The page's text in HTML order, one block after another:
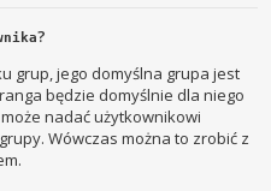
?
grup, jego domyślna grupa jest
będzie domyślnie dla niego
nadać użytkownikowi
Wówczas można to zrobić z